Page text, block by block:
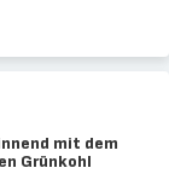
mit dem
Grünkohl